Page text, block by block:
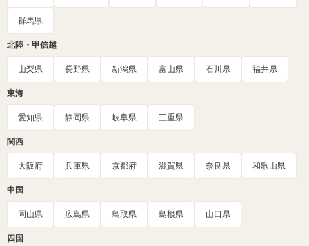
群馬県
北陸・甲信越
山梨県 長野県 新潟県 富山県 石川県 福井県
東海
愛知県 静岡県 岐阜県 三重県
関西
大阪府 兵庫県 京都府 滋賀県 奈良県 和歌山県
中国
岡山県 広島県 鳥取県 島根県 山口県
四国